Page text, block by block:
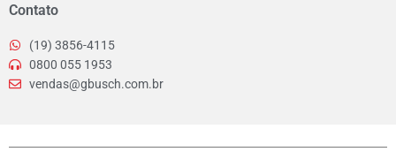
Contato
(19) 3856-4115
0800 055 1953
vendas@gbusch.com.br